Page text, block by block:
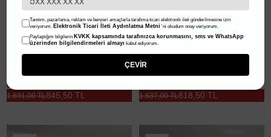
Dökümlü Jean Palazzo - Mavi
845,50 TL
1.691,00 TL 818,50 TL
1.637,00 TL
Tanıtım, pazarlama, reklam ve benzeri amaçlarla tarafıma ticari elektronik ileti gönderilmesine izin
veriyorum. Elektronik Ticari İleti Aydınlatma Metni 'ni okudum onay veriyorum.
Paylaştığım bilgilerin KVKK kapsamında tarafınızca korunmasını, sms ve WhatsApp
üzerinden bilgilendirmeleri almayı kabul ediyorum.
ÇEVİR